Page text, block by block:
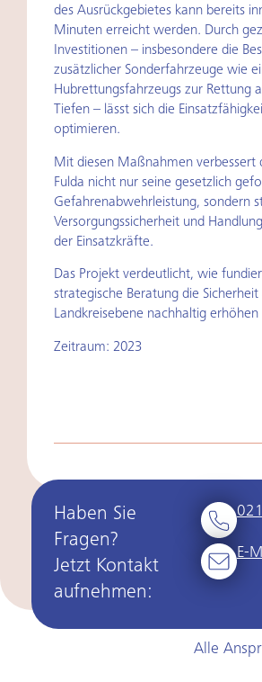
des Ausrückgebietes kann bereits
Minuten erreicht werden. Durch
Investitionen – insbesondere die
zusätzlicher Sonderfahrzeuge wie
Hubrettungsfahrzeugs zur Rettung
Tiefen – lässt sich die
optimieren.
Mit diesen Maßnahmen verbessert
Fulda nicht nur seine gesetzlich
Gefahrenabwehrleistung, sondern
Versorgungssicherheit und
der Einsatzkräfte.
Das Projekt verdeutlicht, wie
strategische Beratung die Sicherheit
Landkreisebene nachhaltig erhöhen
Zeitraum: 2023
Haben Sie
Fragen?
Jetzt Kontakt
aufnehmen:
E-
Alle